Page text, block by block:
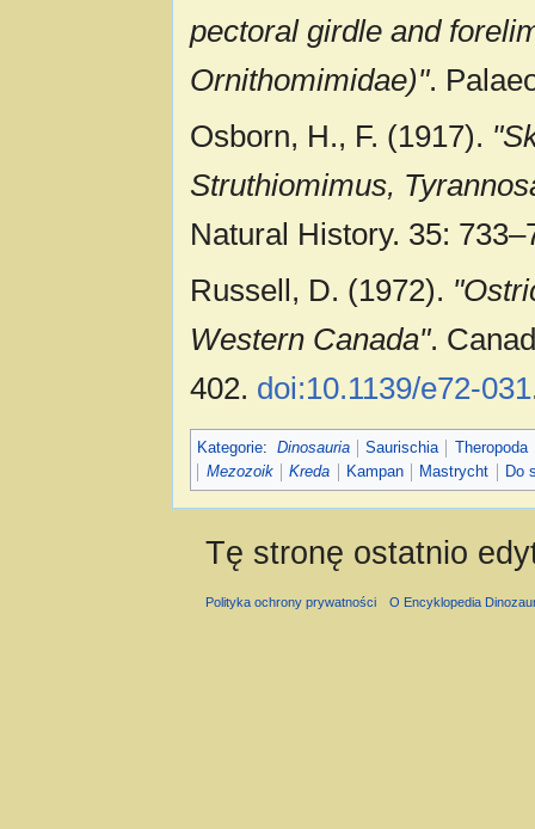
pectoral girdle and
Ornithomimidae)".
Osborn, H., F. (1917).
Struthiomimus,
Natural History. 35:
Russell, D. (1972).
Western Canada".
402. doi:10.1139/e72-031
Kategorie: Dinosauria Saurischia
Theropoda
Mezozoik
Kreda Kampan Mastrycht Do
Tę stronę ostatnio
Polityka ochrony prywatności O Encyklopedia